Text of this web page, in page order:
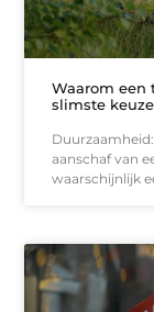
Waarom een
slimste
aanschaf van
waarschijnlijk